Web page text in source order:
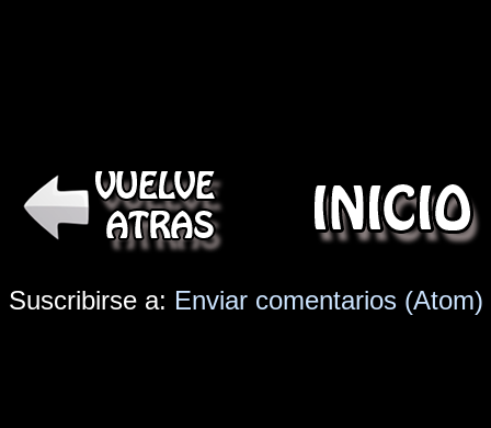
Suscribirse a: Enviar comentarios (Atom)